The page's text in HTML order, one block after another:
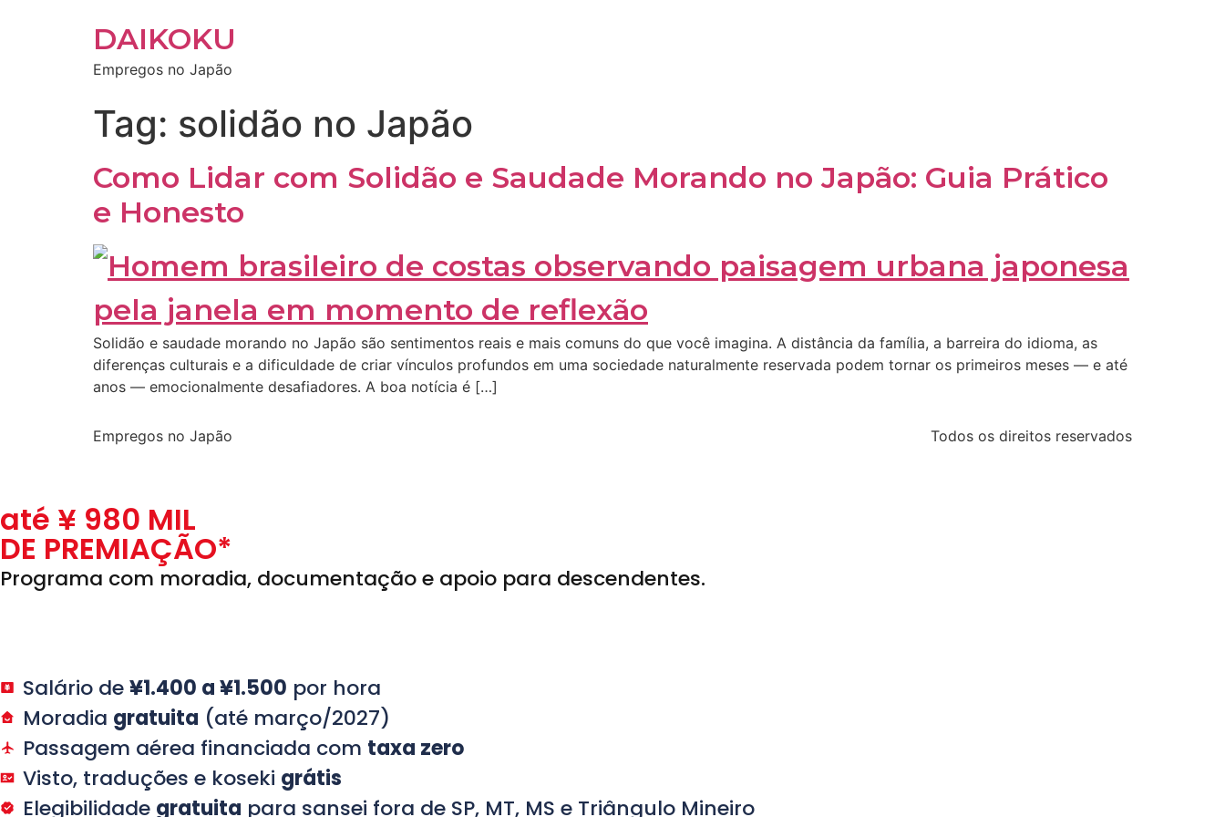
DAIKOKU
Empregos no Japão
Tag: solidão no Japão
Como Lidar com Solidão e Saudade Morando no Japão: Guia Prático
e Honesto
Solidão e saudade morando no Japão são sentimentos reais e mais comuns do que você imagina. A distância da família, a barreira do idioma, as
diferenças culturais e a dificuldade de criar vínculos profundos em uma sociedade naturalmente reservada podem tornar os primeiros meses — e até
anos — emocionalmente desafiadores. A boa notícia é […]
Empregos no Japão Todos os direitos reservados
até ¥ 980 MIL
DE PREMIAÇÃO*
Programa com moradia, documentação e apoio para descendentes.
Salário de¥1.400 a ¥1.500 por hora
Moradia gratuita (até março/2027)
Passagem aérea financiada com taxa zero
Visto, traduções e koseki grátis
Elegibilidade gratuita para sansei fora de SP, MT, MS e Triângulo Mineiro